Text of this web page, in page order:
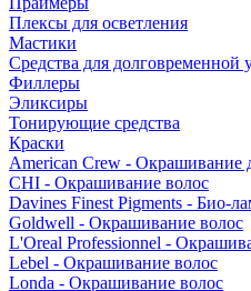
Плексы для осветления
Мастики
Средства для долговременной
Филлеры
Эликсиры
Тонирующие средства
Краски
American Crew - Окрашивание
CHI - Окрашивание волос
Davines Finest Pigments - Био-
Goldwell - Окрашивание волос
L'Oreal Professionnel -
Lebel - Окрашивание волос
Londa - Окрашивание волос